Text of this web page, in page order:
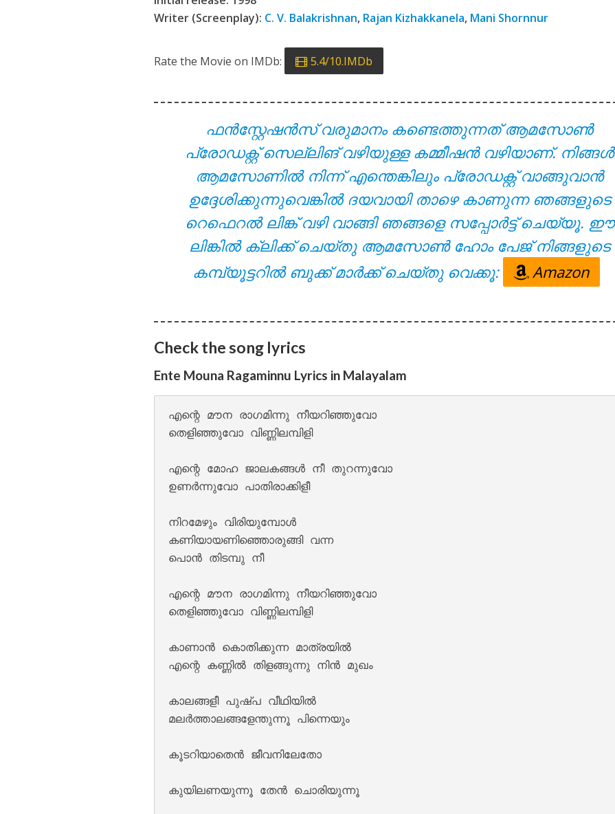
Aanandamo Lyrics – Solomante Theneechakal [2022]
Pen Poove Thenvande Lyrics – Sita Ramam [2022]
Kannil Kannil Lyrics – Sita Ramam [2022]
Writer (Screenplay): C. V. Balakrishnan, Rajan Kizhakkanela, Mani Shornnur
Rate the Movie on IMDb: 5.4/10.IMDb
ഫൻസ്റ്റേഷൻസ് വരുമാനം കണ്ടെത്തുന്നത് ആമസോൺ
പ്രോഡക്റ്റ് സെല്ലിങ് വഴിയുള്ള കമ്മീഷൻ വഴിയാണ്. നിങ്ങൾ
ആമസോണിൽ നിന്ന് എന്തെങ്കിലും പ്രോഡക്റ്റ് വാങ്ങുവാൻ
ഉദ്ദേശിക്കുന്നുവെങ്കിൽ ദയവായി താഴെ കാണുന്ന ഞങ്ങളുടെ
റെഫെറൽ ലിങ്ക് വഴി വാങ്ങി ഞങ്ങളെ സപ്പോർട്ട് ചെയ്യൂ. ഈ
ലിങ്കിൽ ക്ലിക്ക് ചെയ്തു ആമസോൺ ഹോം പേജ് നിങ്ങളുടെ
കമ്പ്യൂട്ടറിൽ ബുക്ക് മാർക്ക് ചെയ്തു വെക്കൂ:
Amazon
Check the song lyrics
Ente Mouna Ragaminnu Lyrics in Malayalam
എന്റെ മൗന രാഗമിന്നു നീയറിഞ്ഞുവോ
തെളിഞ്ഞുവോ വിണ്ണിലമ്പിളി
എന്റെ മോഹ ജാലകങ്ങൾ നീ തുറന്നുവോ
ഉണർന്നുവോ പാതിരാക്കിളീ
നിറമേഴും വിരിയുമ്പോൾ
കണിയായണിഞ്ഞൊരുങ്ങി വന്ന
പൊൻ തിടമ്പു നീ
എന്റെ മൗന രാഗമിന്നു നീയറിഞ്ഞുവോ
തെളിഞ്ഞുവോ വിണ്ണിലമ്പിളി
കാണാൻ കൊതിക്കുന്ന മാത്രയിൽ
എന്റെ കണ്ണിൽ തിളങ്ങുന്നു നിൻ മുഖം
കാലങ്ങളീ പുഷ്പ വീഥിയിൽ
മലർത്താ‍ലങ്ങളേന്തുന്നൂ പിന്നെയും
കൂടറിയാതെൻ ജീവനിലേതോ
കുയിലണയുന്നൂ തേൻ ചൊരിയുന്നൂ